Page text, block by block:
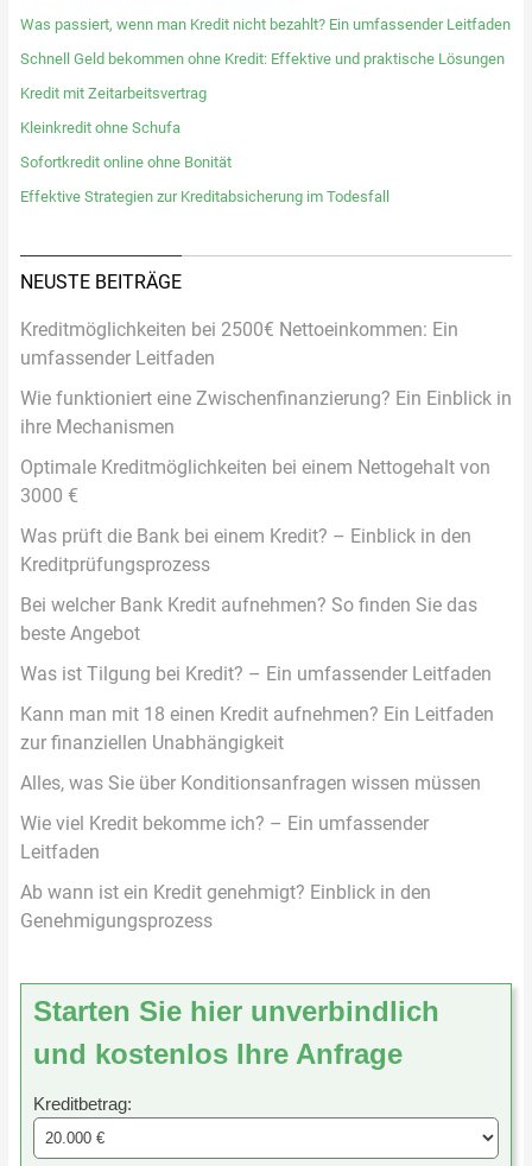
Was passiert, wenn man Kredit nicht bezahlt? Ein umfassender Leitfaden
Schnell Geld bekommen ohne Kredit: Effektive und praktische Lösungen
Kredit mit Zeitarbeitsvertrag
Kleinkredit ohne Schufa
Sofortkredit online ohne Bonität
Effektive Strategien zur Kreditabsicherung im Todesfall
NEUSTE BEITRÄGE
Kreditmöglichkeiten bei 2500€ Nettoeinkommen: Ein
umfassender Leitfaden
Wie funktioniert eine Zwischenfinanzierung? Ein Einblick in
ihre Mechanismen
Optimale Kreditmöglichkeiten bei einem Nettogehalt von
3000 €
Was prüft die Bank bei einem Kredit? – Einblick in den
Kreditprüfungsprozess
Bei welcher Bank Kredit aufnehmen? So finden Sie das
beste Angebot
Was ist Tilgung bei Kredit? – Ein umfassender Leitfaden
Kann man mit 18 einen Kredit aufnehmen? Ein Leitfaden
zur finanziellen Unabhängigkeit
Alles, was Sie über Konditionsanfragen wissen müssen
Wie viel Kredit bekomme ich? – Ein umfassender
Leitfaden
Ab wann ist ein Kredit genehmigt? Einblick in den
Genehmigungsprozess
Starten Sie hier unverbindlich
und kostenlos Ihre Anfrage
Kreditbetrag: